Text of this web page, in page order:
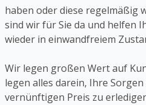
haben oder diese regelmäßig
sind wir für Sie da und helfen
wieder in einwandfreiem
Wir legen großen Wert auf
legen alles darein, Ihre
vernünftigen Preis zu